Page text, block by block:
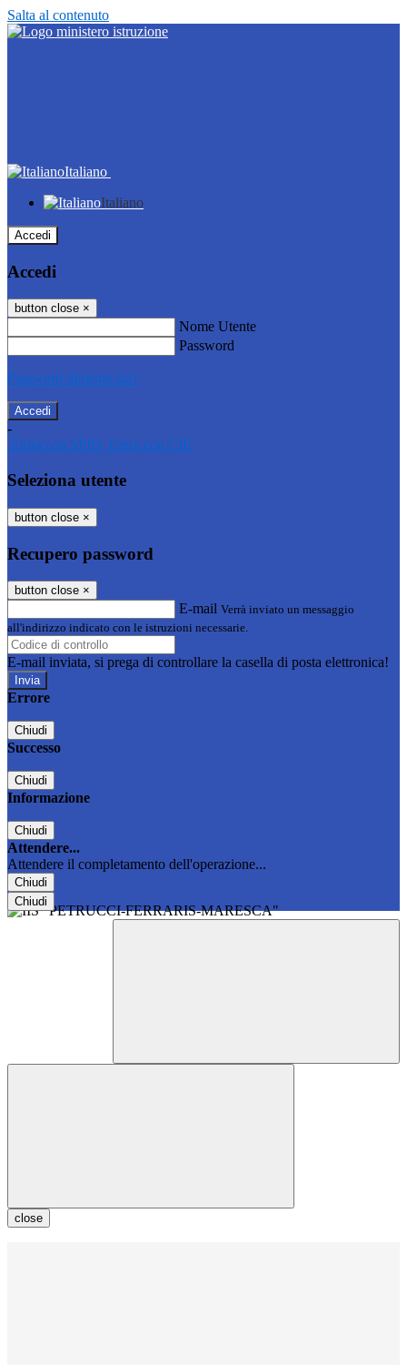
Salta al contenuto
Italiano
Italiano
Accedi
Accedi
button close ×
Nome Utente
Password
Password dimenticata?
-
Entra con SPID Entra con CIE
Seleziona utente
button close ×
Recupero password
button close ×
E-mail Verrà inviato un messaggio
all'indirizzo indicato con le istruzioni necessarie.
E-mail inviata, si prega di controllare la casella di posta elettronica!
Errore
Chiudi
Successo
Chiudi
Informazione
Chiudi
Attendere...
Attendere il completamento dell'operazione...
Chiudi
Chiudi
close